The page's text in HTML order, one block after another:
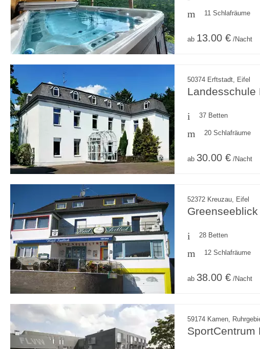
11 Schlafräume
ab 13.00 € /Nacht
50374 Erftstadt, Eifel
Landesschule
37 Betten
20 Schlafräume
ab 30.00 € /Nacht
52372 Kreuzau, Eifel
28 Betten
12 Schlafräume
ab 38.00 € /Nacht
59174 Kamen,
SportCentrum